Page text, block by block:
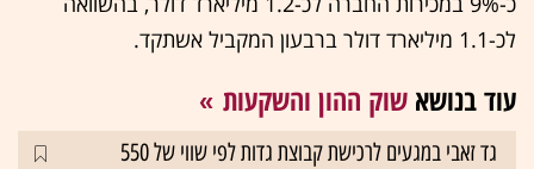
לכ-1.1 מיליארד דולר ברבעון המקביל אשתקד.
עוד בנושא שוק ההון והשקעות
גד זאבי במגעים לרכישת קבוצת גדות לפי שווי של 550